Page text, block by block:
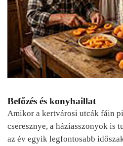
Befőzés és konyhaillat
Amikor a kertvárosi utcák fáin
cseresznye, a háziasszonyok is
az év egyik legfontosabb